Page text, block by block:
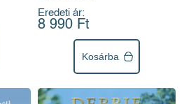
Eredeti ár:
8 990 Ft
Kosárba